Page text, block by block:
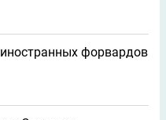
форвардов